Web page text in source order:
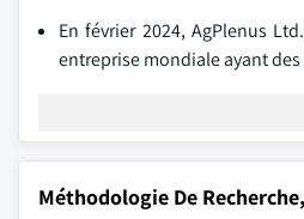
En février 2024, AgPlenus
entreprise mondiale ayant
Méthodologie De